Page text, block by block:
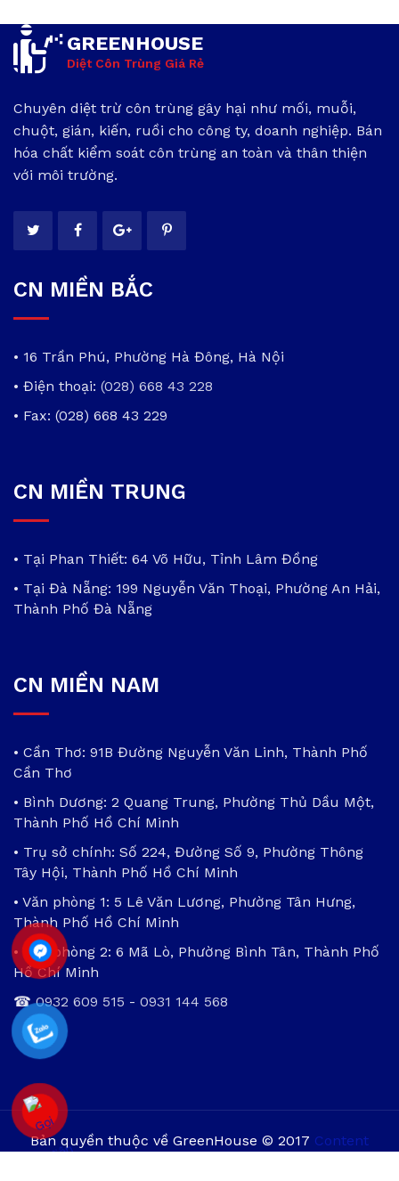
GREENHOUSE
Diệt Côn Trùng Giá Rẻ
Chuyên diệt trừ côn trùng gây hại như mối, muỗi,
chuột, gián, kiến, ruồi cho công ty, doanh nghiệp. Bán
hóa chất kiểm soát côn trùng an toàn và thân thiện
với môi trường.
CN MIỀN BẮC
• 16 Trần Phú, Phường Hà Đông, Hà Nội
• Điện thoại: (028) 668 43 228
• Fax: (028) 668 43 229
CN MIỀN TRUNG
• Tại Phan Thiết: 64 Võ Hữu, Tỉnh Lâm Đồng
• Tại Đà Nẵng: 199 Nguyễn Văn Thoại, Phường An Hải,
Thành Phố Đà Nẵng
CN MIỀN NAM
• Cần Thơ: 91B Đường Nguyễn Văn Linh, Thành Phố
Cần Thơ
• Bình Dương: 2 Quang Trung, Phường Thủ Dầu Một,
Thành Phố Hồ Chí Minh
• Trụ sở chính: Số 224, Đường Số 9, Phường Thông
Tây Hội, Thành Phố Hồ Chí Minh
• Văn phòng 1: 5 Lê Văn Lương, Phường Tân Hưng,
Thành Phố Hồ Chí Minh
• Văn phòng 2: 6 Mã Lò, Phường Bình Tân, Thành Phố
Hồ Chí Minh
☎0932 609 515 - 0931 144 568
Bản quyền thuộc về GreenHouse © 2017 Content